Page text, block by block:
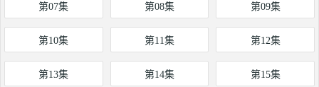
第07集 第08集 第09集
第10集 第11集 第12集
第13集 第14集 第15集